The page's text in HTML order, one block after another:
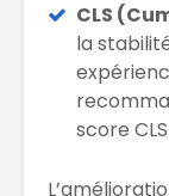
CLS
la
score CLS